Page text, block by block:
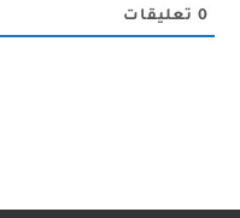
0 تعليقات